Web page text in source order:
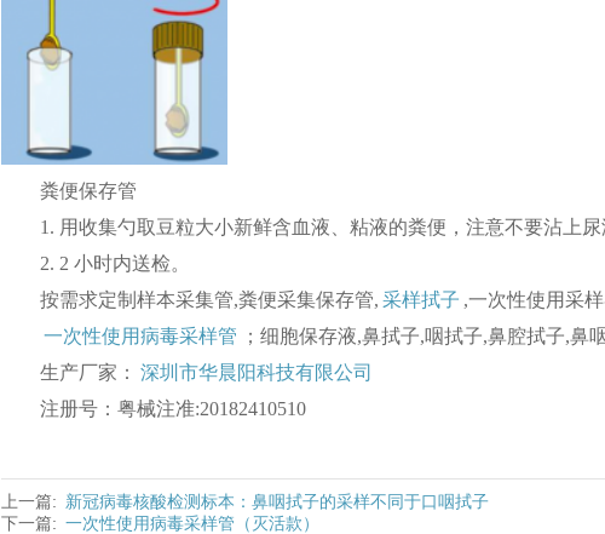
粪便保存管
1. 用收集勺取豆粒大小新鲜含血液、粘液的粪便，注意不要沾上
2. 2 小时内送检。
按需求定制样本采集管,粪便采集保存管, 采样拭子 ,一次性使用采
一次性使用病毒采样管
；细胞保存液,鼻拭子,咽拭子,鼻腔拭子,鼻
生产厂家： 深圳市华晨阳科技有限公司
注册号：粤械注准:20182410510
上一篇: 新冠病毒核酸检测标本：鼻咽拭子的采样不同于口咽拭子
下一篇: 一次性使用病毒采样管（灭活款）